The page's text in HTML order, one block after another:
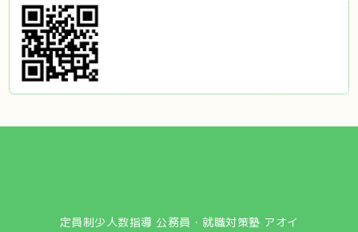
定員制少人数指導 公務員・就職対策塾 アオイ